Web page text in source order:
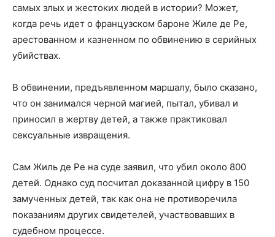
самых злых и жестоких людей в истории? Может,
когда речь идет о французском бароне Жиле де Ре,
арестованном и казненном по обвинению в серийных
убийствах.
В обвинении, предъявленном маршалу, было сказано,
что он занимался черной магией, пытал, убивал и
приносил в жертву детей, а также практиковал
сексуальные извращения.
Сам Жиль де Ре на суде заявил, что убил около 800
детей. Однако суд посчитал доказанной цифру в 150
замученных детей, так как она не противоречила
показаниям других свидетелей, участвовавших в
судебном процессе.